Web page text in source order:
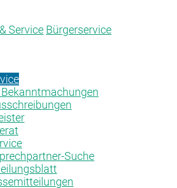
Service Bürgerservice
Suche